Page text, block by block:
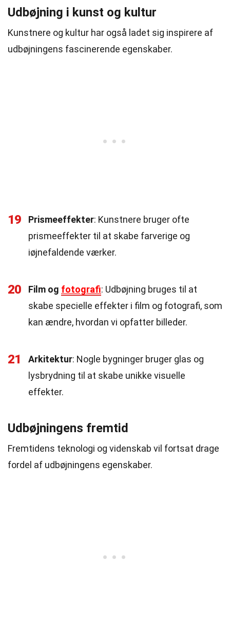
Udbøjning i kunst og kultur
Kunstnere og kultur har også ladet sig inspirere af
udbøjningens fascinerende egenskaber.
19 Prismeeffekter: Kunstnere bruger ofte
prismeeffekter til at skabe farverige og
iøjnefaldende værker.
20 Film og fotografi: Udbøjning bruges til at
skabe specielle effekter i film og fotografi, som
kan ændre, hvordan vi opfatter billeder.
21 Arkitektur: Nogle bygninger bruger glas og
lysbrydning til at skabe unikke visuelle
effekter.
Udbøjningens fremtid
Fremtidens teknologi og videnskab vil fortsat drage
fordel af udbøjningens egenskaber.